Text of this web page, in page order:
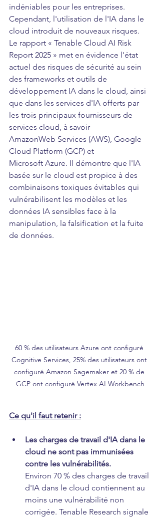
indéniables pour les entreprises.
Cependant, l'utilisation de l'IA dans le
cloud introduit de nouveaux risques.
Le rapport « Tenable Cloud AI Risk
Report 2025 » met en évidence l'état
actuel des risques de sécurité au sein
des frameworks et outils de
développement IA dans le cloud, ainsi
que dans les services d'IA offerts par
les trois principaux fournisseurs de
services cloud, à savoir
AmazonWeb Services (AWS), Google
Cloud Platform (GCP) et
Microsoft Azure. Il démontre que l'IA
basée sur le cloud est propice à des
combinaisons toxiques évitables qui
vulnérabilisent les modèles et les
données IA sensibles face à la
manipulation, la falsification et la fuite
de données.
60 % des utilisateurs Azure ont configuré
Cognitive Services, 25% des utilisateurs ont
configuré Amazon Sagemaker et 20 % de
GCP ont configuré Vertex AI Workbench
Ce qu'il faut retenir :
Les charges de travail d'IA dans le
cloud ne sont pas immunisées
contre les vulnérabilités.
Environ 70 % des charges de travail
d'IA dans le cloud contiennent au
moins une vulnérabilité non
corrigée. Tenable Research signale